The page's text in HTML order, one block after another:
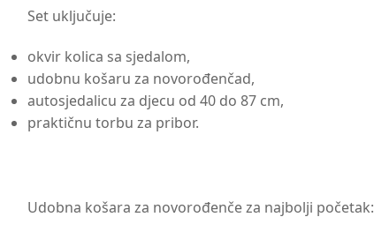
Set uključuje:
okvir kolica sa sjedalom,
udobnu košaru za novorođenčad,
autosjedalicu za djecu od 40 do 87 cm,
praktičnu torbu za pribor.
Udobna košara za novorođenče za najbolji početak: